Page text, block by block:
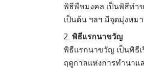
พิธีพืชมงคล เป็นพิธีทำข
เป็นต้น ฯลฯ มีจุดมุ่งหม
พิธีแรกนาขวัญ
พิธีแรกนาขวัญ เป็นพิธี
ฤดูกาลแห่งการทำนาแ